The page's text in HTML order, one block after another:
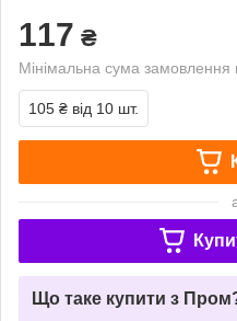
117 ₴
Мінімальна сума
105 ₴ від 10 шт.
Що таке купити з